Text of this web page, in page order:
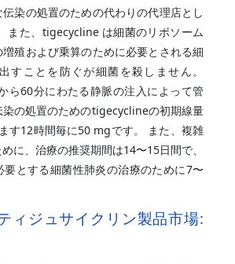
染の処置のための代わりの代理店とし
また、tigecycline は細菌のリボソーム
殖および乗算のために必要とされる細
すことを防ぐが細菌を殺しません。
ら60分にわたる静脈の注入によって管
染の処置のためのtigecyclineの初期線量
す12時間毎に50 mgです。 また、複雑
に、治療の推奨期間は14〜15日間で、
要とする細菌性肺炎の治療のために7〜
ィジュサイクリン製品市場: